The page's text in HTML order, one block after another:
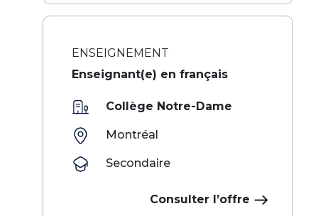
ENSEIGNEMENT
Enseignant(e) en français
Collège Notre-Dame
Montréal
Secondaire
Consulter l’offre